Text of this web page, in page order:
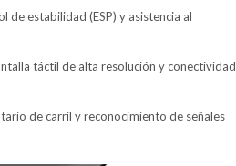
de estabilidad (ESP) y asistencia al
táctil de alta resolución y conectividad
de carril y reconocimiento de señales